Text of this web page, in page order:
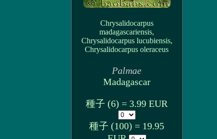
Chrysalidocarpus
madagascariensis,
Chrysalidocarpus lucubiensis,
Chrysalidocarpus oleraceus
Palmae
Madagascar
種子 (6) = 3.99 EUR
種子 (100) = 19.95